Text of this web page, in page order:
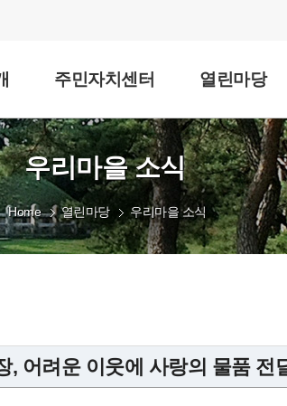
주민자치센터 열린마당
우리마을 소식
Home 열린마당 우리마을 소식
, 어려운 이웃에 사랑의 물품 전